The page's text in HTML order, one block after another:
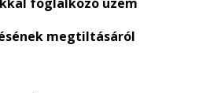
megtiltásáról